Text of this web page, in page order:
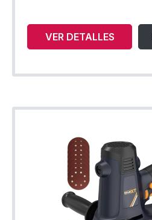
VER DETALLES